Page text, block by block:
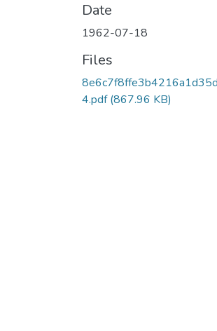
Date
1962-07-18
Files
4.pdf(867.96 KB)